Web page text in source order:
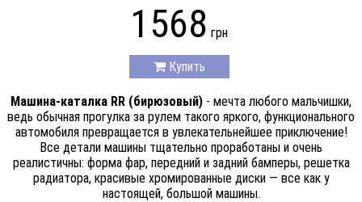
1568 грн
Купить
Машина-каталка RR (бирюзовый) - мечта любого мальчишки,
ведь обычная прогулка за рулем такого яркого, функционального
автомобиля превращается в увлекательнейшее приключение!
Все детали машины тщательно проработаны и очень
реалистичны: форма фар, передний и задний бамперы, решетка
радиатора, красивые хромированные диски — все как у
настоящей, большой машины.